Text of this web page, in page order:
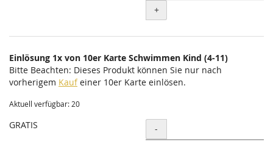
+
Einlösung 1x von 10er Karte Schwimmen Kind (4-11)
Bitte Beachten: Dieses Produkt können Sie nur nach
vorherigem Kaufeiner 10er Karte einlösen.
Aktuell verfügbar: 20
GRATIS Menge
-